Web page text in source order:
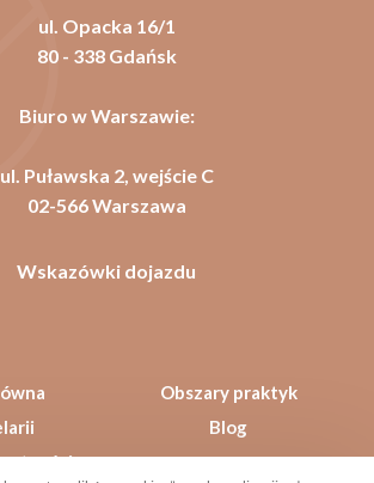
ul. Opacka 16/1
80 - 338 Gdańsk
Biuro w Warszawie:
ul. Puławska 2, wejście C
02-566 Warszawa
Wskazówki dojazdu
Obszary praktyk
Blog